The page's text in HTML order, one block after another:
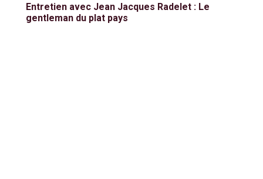
Entretien avec Jean Jacques Radelet : Le
gentleman du plat pays